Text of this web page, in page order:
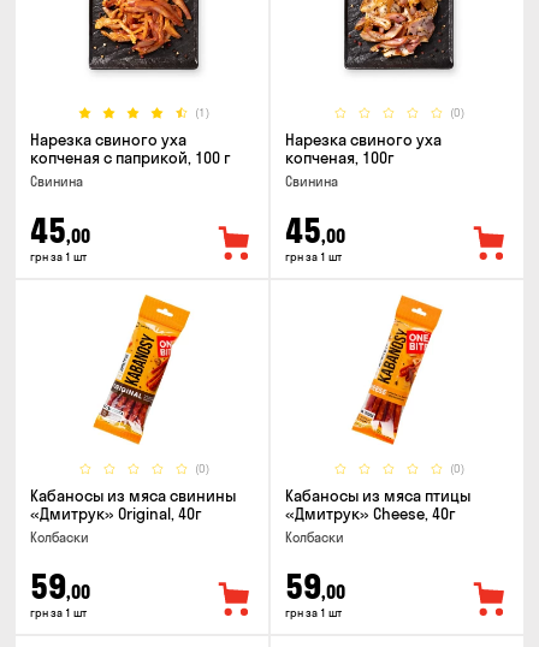
(1)
Нарезка свиного уха
копченая с паприкой, 100 г
Свинина
45,00
грн за 1 шт
(0)
Нарезка свиного уха
копченая, 100г
Свинина
45,00
грн за 1 шт
(0)
Кабаносы из мяса свинины
«Дмитрук» Original, 40г
Колбаски
59,00
грн за 1 шт
(0)
Кабаносы из мяса птицы
«Дмитрук» Cheese, 40г
Колбаски
59,00
грн за 1 шт